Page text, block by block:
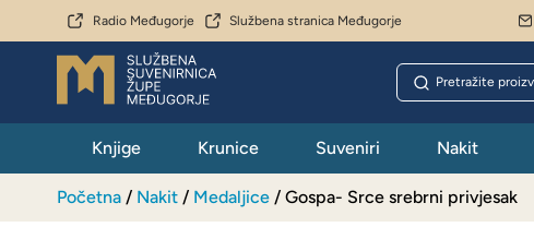
Radio Međugorje Službena stranica Međugorje
Knjige Krunice Suveniri Nakit
Početna / Nakit / Medaljice / Gospa- Srce srebrni privjesak